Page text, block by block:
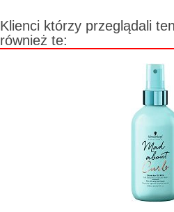
Klienci którzy przeglądali
również te: